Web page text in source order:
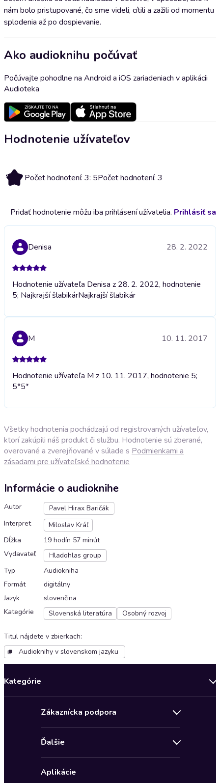
nám bolo pristupované, čo sme videli, cítili a zažili od momentu
splodenia až po dospievanie.
Ako audioknihu počúvať
Počúvajte pohodlne na Android a iOS zariadeniach v aplikácii
Audioteka
Hodnotenie užívateľov
5 Počet hodnotení: 3: 5Počet hodnotení: 3
Pridať hodnotenie môžu iba prihlásení užívatelia. Prihlásiť sa
Denisa 28. 2. 2022
Hodnotenie užívateľa Denisa z 28. 2. 2022, hodnotenie
5; Najkrajší šlabikárNajkrajší šlabikár
M 10. 11. 2017
Hodnotenie užívateľa M z 10. 11. 2017, hodnotenie 5;
5*5*
Všetky hodnotenia pochádzajú od registrovaných užívateľov,
ktorí zakúpili náš produkt či službu. Hodnotenie sú zberané,
overované a zverejňované v súlade s Podmienkami a
zásadami pre užívateľské hodnotenie
Informácie o audioknihe
Autor
Pavel Hirax Baričák
Interpret
Miloslav Kráľ
Dĺžka
19 hodín 57 minút
Vydavateľ
Hladohlas group
Typ
Audiokniha
Formát
digitálny
Jazyk
slovenčina
Kategórie
Slovenská literatúra Osobný rozvoj
Titul nájdete v zbierkach:
Audioknihy v slovenskom jazyku
Kategórie
Fantasy a sci-fi
Zákaznícka podpora
Kontakt a pomocník
Ďalšie
Aplikácie